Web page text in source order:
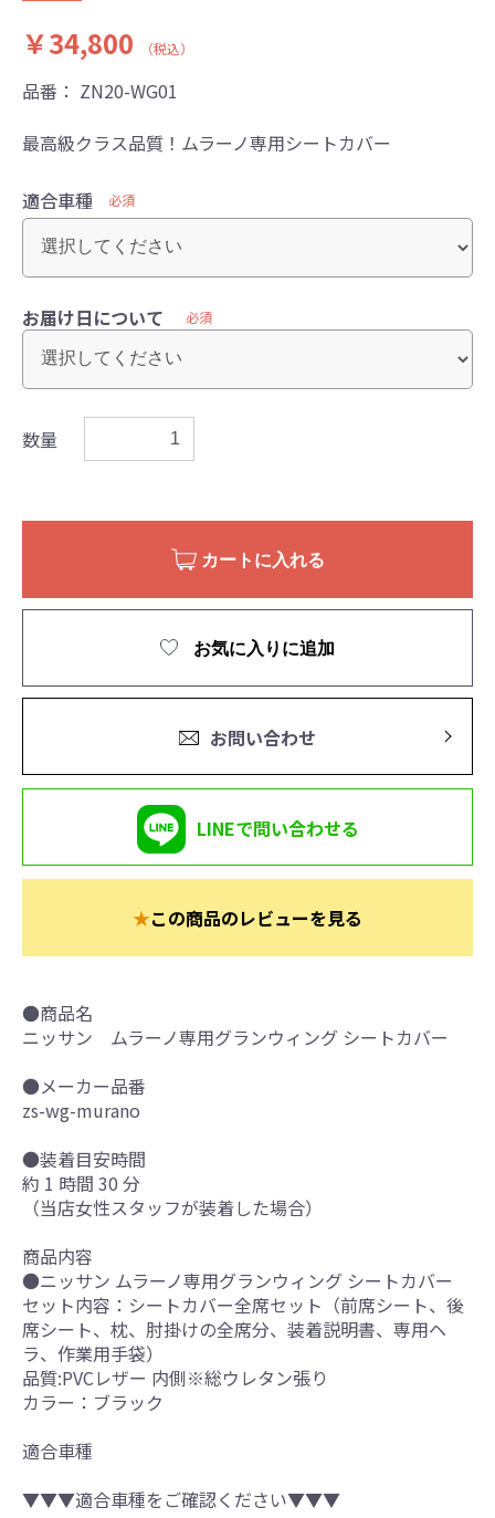
￥34,800 （税込）
品番： ZN20-WG01
最高級クラス品質！ムラーノ専用シートカバー
適合車種 必須
お届け日について 必須
数量
カートに入れる
お気に入りに追加
お問い合わせ
LINEで問い合わせる
★この商品のレビューを見る
●商品名
ニッサン ムラーノ専用グランウィング シートカバー
●メーカー品番
zs-wg-murano
●装着目安時間
約 1 時間 30 分
（当店女性スタッフが装着した場合）
商品内容
●ニッサン ムラーノ専用グランウィング シートカバー
セット内容：シートカバー全席セット（前席シート、後
席シート、枕、肘掛けの全席分、装着説明書、専用ヘ
ラ、作業用手袋）
品質:PVCレザー 内側※総ウレタン張り
カラー：ブラック
適合車種
▼▼▼適合車種をご確認ください▼▼▼